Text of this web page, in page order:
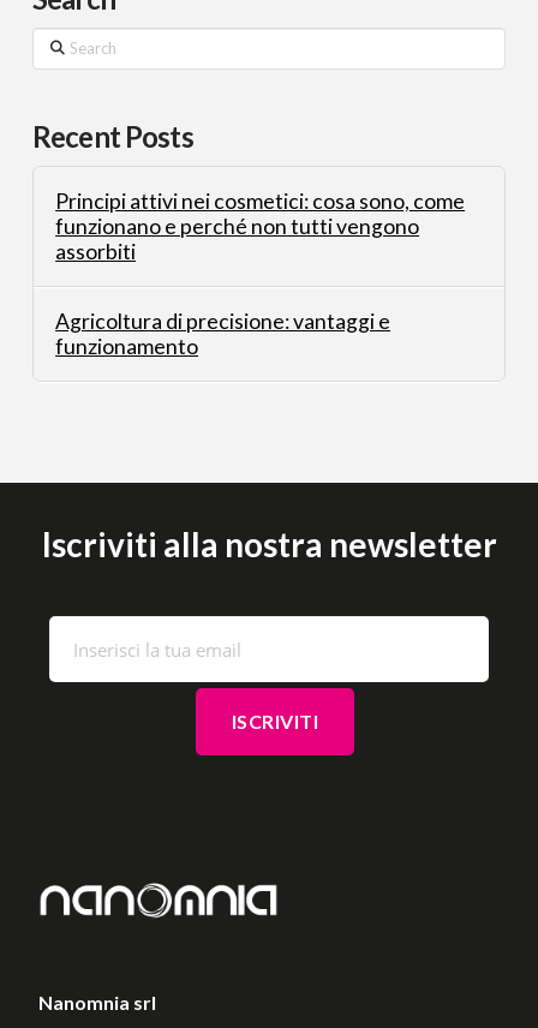
Search
Recent Posts
Principi attivi nei cosmetici: cosa sono, come
funzionano e perché non tutti vengono
assorbiti
Agricoltura di precisione: vantaggi e
funzionamento
Iscriviti alla nostra newsletter
Nanomnia srl